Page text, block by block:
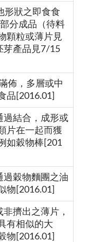
形狀之即食食
分成品（待料
顆粒或薄片見
芽產品見7/15
佈，多層或中
品[2016.01]
過結合，成形或
片在一起而獲
如穀物棒[201
過穀物麵團之油
物[2016.01]
非擠出之薄片，
有相似的大
物[2016.01]